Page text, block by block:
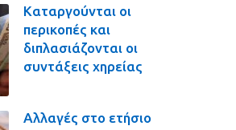
Καταργούνται οι
περικοπές και
διπλασιάζονται οι
συντάξεις χηρείας
Αλλαγές στο ετήσιο